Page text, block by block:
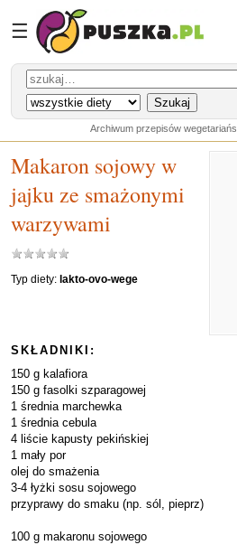
☰
Archiwum przepisów
Makaron sojowy w
jajku ze smażonymi
warzywami
Typ diety: lakto-ovo-wege
SKŁADNIKI:
150 g kalafiora
150 g fasolki szparagowej
1 średnia marchewka
1 średnia cebula
4 liście kapusty pekińskiej
1 mały por
olej do smażenia
3-4 łyżki sosu sojowego
przyprawy do smaku (np. sól, pieprz)
100 g makaronu sojowego